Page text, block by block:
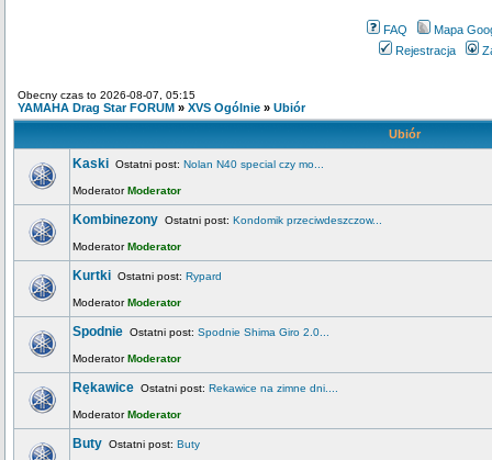
FAQ
Mapa
Rejestracja
Obecny czas to 2026-08-07, 05:15
YAMAHA Drag Star FORUM » XVS Ogólnie » Ubiór
Ubiór
Kaski Ostatni post: Nolan N40 special czy mo...
ModeratorModerator
Kombinezony Ostatni post: Kondomik przeciwdeszczow...
ModeratorModerator
Kurtki Ostatni post: Rypard
ModeratorModerator
Spodnie Ostatni post: Spodnie Shima Giro 2.0...
ModeratorModerator
Rękawice Ostatni post: Rekawice na zimne dni....
ModeratorModerator
Buty Ostatni post: Buty